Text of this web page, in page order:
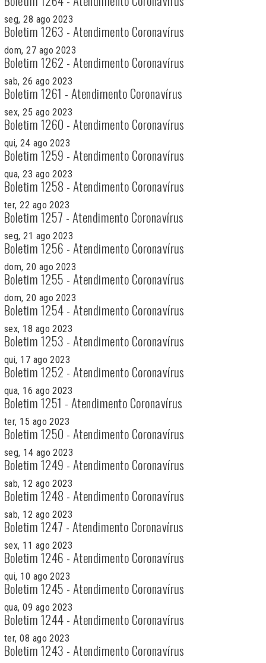
seg, 28 ago 2023
Boletim 1263 - Atendimento Coronavírus
dom, 27 ago 2023
Boletim 1262 - Atendimento Coronavírus
sab, 26 ago 2023
Boletim 1261 - Atendimento Coronavírus
sex, 25 ago 2023
Boletim 1260 - Atendimento Coronavírus
qui, 24 ago 2023
Boletim 1259 - Atendimento Coronavírus
qua, 23 ago 2023
Boletim 1258 - Atendimento Coronavírus
ter, 22 ago 2023
Boletim 1257 - Atendimento Coronavírus
seg, 21 ago 2023
Boletim 1256 - Atendimento Coronavírus
dom, 20 ago 2023
Boletim 1255 - Atendimento Coronavírus
dom, 20 ago 2023
Boletim 1254 - Atendimento Coronavírus
sex, 18 ago 2023
Boletim 1253 - Atendimento Coronavírus
qui, 17 ago 2023
Boletim 1252 - Atendimento Coronavírus
qua, 16 ago 2023
Boletim 1251 - Atendimento Coronavírus
ter, 15 ago 2023
Boletim 1250 - Atendimento Coronavírus
seg, 14 ago 2023
Boletim 1249 - Atendimento Coronavírus
sab, 12 ago 2023
Boletim 1248 - Atendimento Coronavírus
sab, 12 ago 2023
Boletim 1247 - Atendimento Coronavírus
sex, 11 ago 2023
Boletim 1246 - Atendimento Coronavírus
qui, 10 ago 2023
Boletim 1245 - Atendimento Coronavírus
qua, 09 ago 2023
Boletim 1244 - Atendimento Coronavírus
ter, 08 ago 2023
Boletim 1243 - Atendimento Coronavírus